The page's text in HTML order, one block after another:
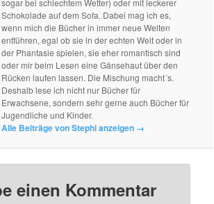
sogar bei schlechtem Wetter) oder mit leckerer
Schokolade auf dem Sofa. Dabei mag ich es,
wenn mich die Bücher in immer neue Welten
entführen, egal ob sie in der echten Welt oder in
der Phantasie spielen, sie eher romantisch sind
oder mir beim Lesen eine Gänsehaut über den
Rücken laufen lassen. Die Mischung macht´s.
Deshalb lese ich nicht nur Bücher für
Erwachsene, sondern sehr gerne auch Bücher für
Jugendliche und Kinder.
Alle Beiträge von Stephi anzeigen →
einen Kommentar